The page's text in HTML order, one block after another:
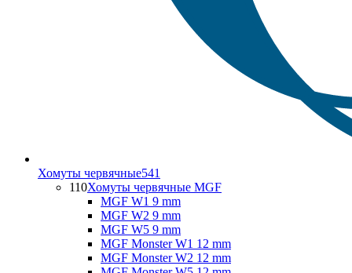
Хомуты червячные541
110Хомуты червячные MGF
MGF W1 9 mm
MGF W2 9 mm
MGF W5 9 mm
MGF Monster W1 12 mm
MGF Monster W2 12 mm